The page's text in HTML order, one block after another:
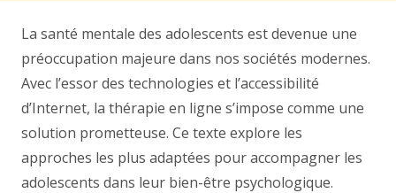
La santé mentale des adolescents est devenue une
préoccupation majeure dans nos sociétés modernes.
Avec l’essor des technologies et l’accessibilité
d’Internet, la thérapie en ligne s’impose comme une
solution prometteuse. Ce texte explore les
approches les plus adaptées pour accompagner les
adolescents dans leur bien-être psychologique.